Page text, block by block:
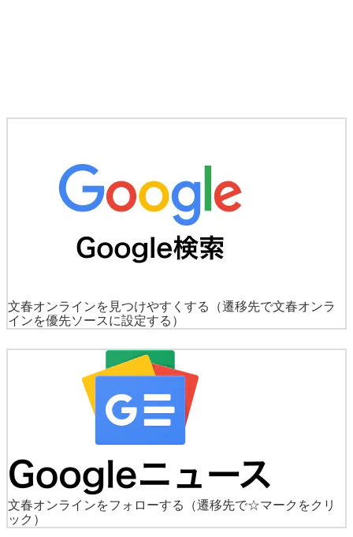
文春オンラインを見つけやすくする
（遷移先で文春オンラ
インを優先ソースに設定する）
文春オンラインをフォローする
（遷移先で☆マークをクリ
ック）